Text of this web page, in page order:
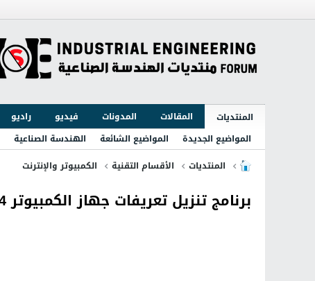
المنتديات المقالات المدونات فيديو راديو
المواضيع الجديدة
المواضيع الشائعة الهندسة الصناعية
المنتديات
الأقسام التقنية الكمبيوتر والإنترنت
برنامج تنزيل تعريفات جهاز الكمبيوتر DriverPack Solution 17.7.58.4